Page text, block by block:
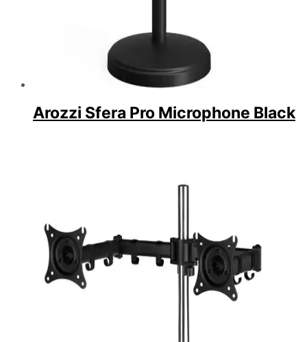
Arozzi Sfera Pro Microphone Black